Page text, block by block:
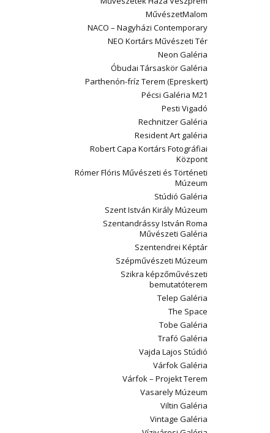
MűvészetMalom
NACO – Nagyházi Contemporary
NEO Kortárs Művészeti Tér
Neon Galéria
Óbudai Társaskör Galéria
Parthenón-fríz Terem (Epreskert)
Pécsi Galéria M21
Pesti Vigadó
Rechnitzer Galéria
Resident Art galéria
Robert Capa Kortárs Fotográfiai
Központ
Rómer Flóris Művészeti és Történeti
Múzeum
Stúdió Galéria
Szent István Király Múzeum
Szentandrássy István Roma
Művészeti Galéria
Szentendrei Képtár
Szépművészeti Múzeum
Szikra képzőművészeti
bemutatóterem
Telep Galéria
The Space
Tobe Galéria
Trafó Galéria
Vajda Lajos Stúdió
Várfok Galéria
Várfok – Projekt Terem
Vasarely Múzeum
Viltin Galéria
Vintage Galéria